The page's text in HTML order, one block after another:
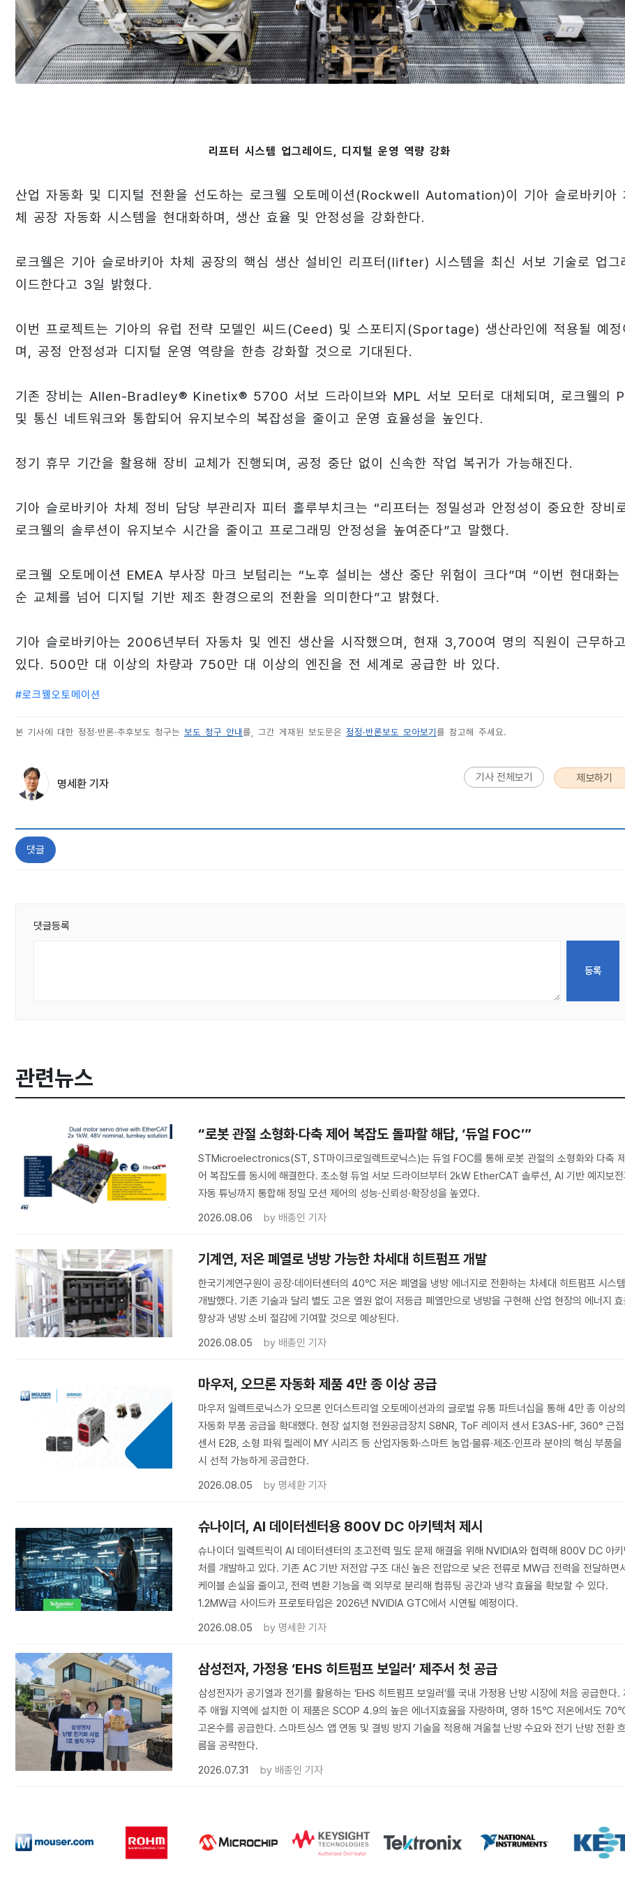
리프터 시스템 업그레이드, 디지털 운영 역량 강화
산업 자동화 및 디지털 전환을 선도하는 로크웰 오토메이션(Rockwell Automation)이 기아 슬로바키아
체 공장 자동화 시스템을 현대화하며, 생산 효율 및 안정성을 강화한다.
로크웰은 기아 슬로바키아 차체 공장의 핵심 생산 설비인 리프터(lifter) 시스템을 최신 서보 기술로 업그
이드한다고 3일 밝혔다.
이번 프로젝트는 기아의 유럽 전략 모델인 씨드(Ceed) 및 스포티지(Sportage) 생산라인에 적용될 예정
며, 공정 안정성과 디지털 운영 역량을 한층 강화할 것으로 기대된다.
기존 장비는 Allen-Bradley® Kinetix® 5700 서보 드라이브와 MPL 서보 모터로 대체되며, 로크웰의
및 통신 네트워크와 통합되어 유지보수의 복잡성을 줄이고 운영 효율성을 높인다.
정기 휴무 기간을 활용해 장비 교체가 진행되며, 공정 중단 없이 신속한 작업 복귀가 가능해진다.
기아 슬로바키아 차체 정비 담당 부관리자 피터 홀루부치크는 “리프터는 정밀성과 안정성이 중요한 장비
로크웰의 솔루션이 유지보수 시간을 줄이고 프로그래밍 안정성을 높여준다”고 말했다.
로크웰 오토메이션 EMEA 부사장 마크 보텀리는 “노후 설비는 생산 중단 위험이 크다”며 “이번 현대화는
순 교체를 넘어 디지털 기반 제조 환경으로의 전환을 의미한다”고 밝혔다.
기아 슬로바키아는 2006년부터 자동차 및 엔진 생산을 시작했으며, 현재 3,700여 명의 직원이 근무하
있다. 500만 대 이상의 차량과 750만 대 이상의 엔진을 전 세계로 공급한 바 있다.
#로크웰오토메이션
본 기사에 대한 정정·반론·추후보도 청구는 보도 청구 안내 를, 그간 게재된 보도문은 정정·반론보도 모아보기 를 참고해 주세요.
명세환 기자 기사 전체보기 제보하기
댓글
댓글등록
관련뉴스
“로봇 관절 소형화·다축 제어 복잡도 돌파할 해답, ‘듀얼 FOC’”
STMicroelectronics(ST, ST마이크로일렉트로닉스)는 듀얼 FOC를 통해 로봇 관절의 소형화와 다축
어 복잡도를 동시에 해결한다. 초소형 듀얼 서보 드라이브부터 2kW EtherCAT 솔루션, AI 기반 예지보
자동 튜닝까지 통합해 정밀 모션 제어의 성능·신뢰성·확장성을 높였다.
2026.08.06
by 배종인 기자
기계연, 저온 폐열로 냉방 가능한 차세대 히트펌프 개발
한국기계연구원이 공장·데이터센터의 40℃ 저온 폐열을 냉방 에너지로 전환하는 차세대 히트펌프 시스
개발했다. 기존 기술과 달리 별도 고온 열원 없이 저등급 폐열만으로 냉방을 구현해 산업 현장의 에너지
향상과 냉방 소비 절감에 기여할 것으로 예상된다.
2026.08.05
by 배종인 기자
마우저, 오므론 자동화 제품 4만 종 이상 공급
마우저 일렉트로닉스가 오므론 인더스트리얼 오토메이션과의 글로벌 유통 파트너십을 통해 4만 종 이상
자동화 부품 공급을 확대했다. 현장 설치형 전원공급장치 S8NR, ToF 레이저 센서 E3AS-HF, 360° 근접
센서 E2B, 소형 파워 릴레이 MY 시리즈 등 산업자동화·스마트 농업·물류·제조·인프라 분야의 핵심 부품을
시 선적 가능하게 공급한다.
2026.08.05
by 명세환 기자
슈나이더, AI 데이터센터용 800V DC 아키텍처 제시
슈나이더 일렉트릭이 AI 데이터센터의 초고전력 밀도 문제 해결을 위해 NVIDIA와 협력해 800V DC 아
처를 개발하고 있다. 기존 AC 기반 저전압 구조 대신 높은 전압으로 낮은 전류로 MW급 전력을 전달하면
케이블 손실을 줄이고, 전력 변환 기능을 랙 외부로 분리해 컴퓨팅 공간과 냉각 효율을 확보할 수 있다.
1.2MW급 사이드카 프로토타입은 2026년 NVIDIA GTC에서 시연될 예정이다.
2026.08.05
by 명세환 기자
삼성전자, 가정용 ‘EHS 히트펌프 보일러’ 제주서 첫 공급
삼성전자가 공기열과 전기를 활용하는 ‘EHS 히트펌프 보일러’를 국내 가정용 난방 시장에 처음 공급한다.
주 애월 지역에 설치한 이 제품은 SCOP 4.9의 높은 에너지효율을 자랑하며, 영하 15℃ 저온에서도
고온수를 공급한다. 스마트싱스 앱 연동 및 결빙 방지 기술을 적용해 겨울철 난방 수요와 전기 난방 전환
름을 공략한다.
2026.07.31
by 배종인 기자